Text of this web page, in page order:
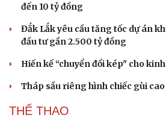
đến 10 tỷ đồng
Đắk Lắk yêu cầu tăng tốc dự án
đầu tư gần 2.500 tỷ đồng
Hiến kế “chuyển đổi kép" cho
Tháp sầu riêng hình chiếc gùi
THỂ THAO